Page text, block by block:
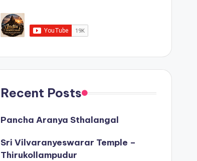
Recent Posts
Pancha Aranya Sthalangal
Sri Vilvaranyeswarar Temple –
Thirukollampudur